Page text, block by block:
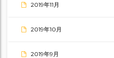
2019年11月
2019年10月
2019年9月